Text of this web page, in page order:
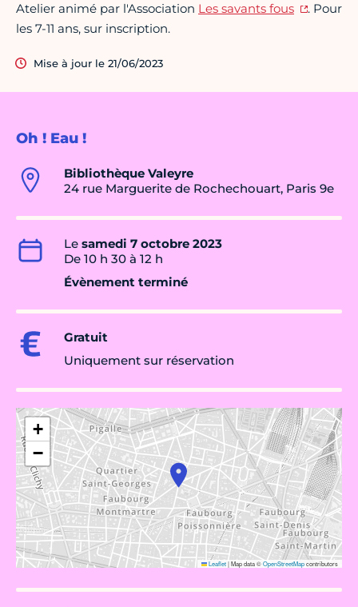
Oh ! Eau !
Bibliothèque Valeyre
24 rue Marguerite de Rochechouart, Paris 9e
Le samedi 7 octobre 2023
De 10 h 30 à 12 h
Évènement terminé
Gratuit
Uniquement sur réservation
+
−
Leaflet|Map data ©OpenStreetMapcontributors
Atelier animé par l'Association Les savants fous
. Pour
les 7-11 ans, sur inscription.
Mise à jour le 21/06/2023